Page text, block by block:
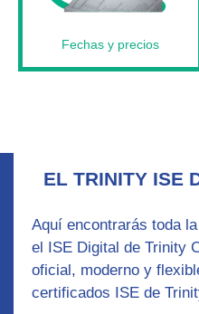
Fechas y precios
EL TRINITY ISE
Aquí encontrarás toda
el ISE Digital de Trinity
oficial, moderno y
certificados ISE de